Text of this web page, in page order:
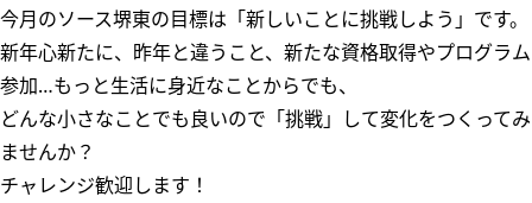
今月のソース堺東の目標は「新しいことに挑戦しよう」です。
新年心新たに、昨年と違うこと、新たな資格取得やプログラム
参加…もっと生活に身近なことからでも、
どんな小さなことでも良いので「挑戦」して変化をつくってみ
ませんか？
チャレンジ歓迎します！